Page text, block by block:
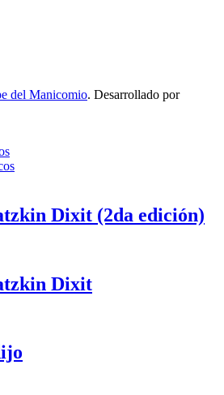
del Manicomio. Desarrollado por
Dixit (2da edición)
Dixit